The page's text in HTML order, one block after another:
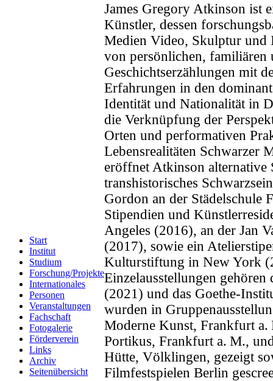
Start
Institut
Studium
Forschung/Projekte
Internationales
Personen
Veranstaltungen
Fachschaft
Fotogalerie
Förderverein
Links
Archiv
Seitenübersicht
James Gregory Atkinson ist
Künstler, dessen
Medien Video, Skulptur und
von persönlichen,
Geschichtserzählungen mit
Erfahrungen in den
Identität und Nationalität in
die Verknüpfung der
Orten und performativen
Lebensrealitäten Schwarzer
eröffnet Atkinson alternative
transhistorisches
Gordon an der Städelschule
Stipendien und
Angeles (2016), an der Jan
(2017), sowie ein
Kulturstiftung in New York
Einzelausstellungen
(2021) und das Goethe-
wurden in
Moderne Kunst, Frankfurt
Portikus, Frankfurt a. M.,
Hütte, Völklingen, gezeigt
Filmfestspielen Berlin